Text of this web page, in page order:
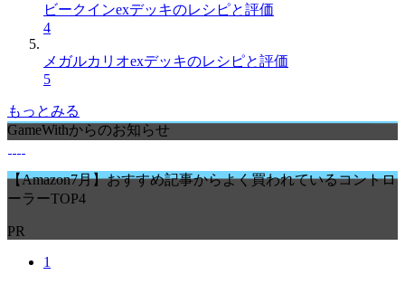
ビークインexデッキのレシピと評価
4
メガルカリオexデッキのレシピと評価
5
もっとみる
GameWithからのお知らせ
【Amazon7月】おすすめ記事からよく買われているコントロ
ーラーTOP4
PR
1